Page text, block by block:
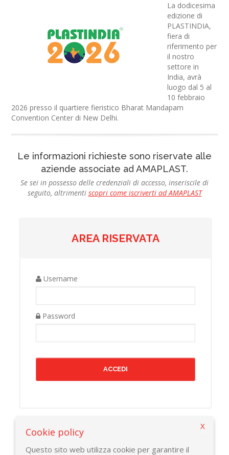
La dodicesima
edizione di
PLASTINDIA,
fiera di
riferimento per
il nostro
settore in
India, avrà
luogo dal 5 al
10 febbraio
2026 presso il quartiere fieristico Bharat Mandapam
Convention Center di New Delhi.
Le informazioni richieste sono riservate alle
aziende associate ad AMAPLAST.
Se sei in possesso delle credenziali di accesso, inseriscile di
seguito, altrimenti scopri come iscriverti ad AMAPLAST
AREA RISERVATA
Username
Password
Torna alla pagina precedente
Cookie policy
Questo sito web utilizza cookie per garantire il
X